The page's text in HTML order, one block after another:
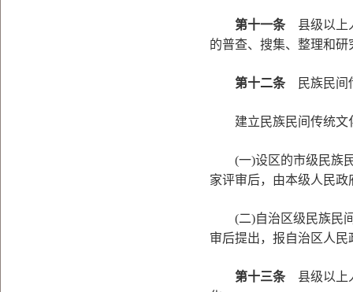
第十一条县级以上
的普查、搜集、整理和
第十二条民族民间
建立民族民间传统文
(一)设区的市级民族民
家评审后，由本级人民
(二)自治区级民族民间
审后提出，报自治区人民
第十三条县级以上